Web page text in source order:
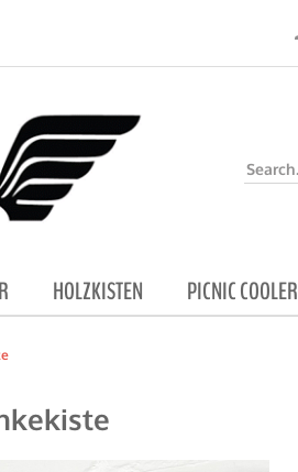
HOLZKISTEN PICNIC COOLER